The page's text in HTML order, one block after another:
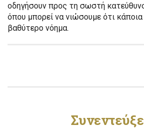
οδηγήσουν προς τη σωστή
όπου μπορεί να νιώσουμε ότι
βαθύτερο νόημα.